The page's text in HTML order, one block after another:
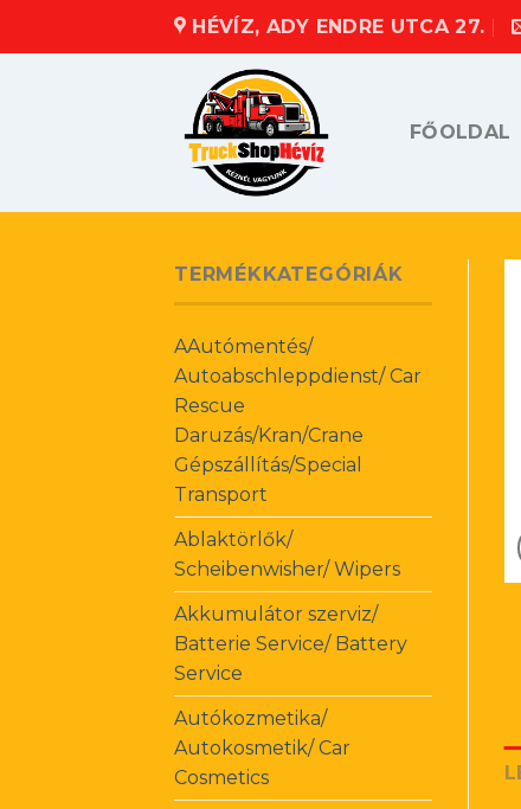
HÉVÍZ, ADY ENDRE UTCA 27.
FŐOLDAL
TERMÉKKATEGÓRIÁK
AAutómentés/
Autoabschleppdienst/ Car
Rescue
Daruzás/Kran/Crane
Gépszállítás/Special
Transport
Ablaktörlők/
Scheibenwisher/ Wipers
Akkumulátor szerviz/
Batterie Service/ Battery
Service
Autókozmetika/
Autokosmetik/ Car
Cosmetics